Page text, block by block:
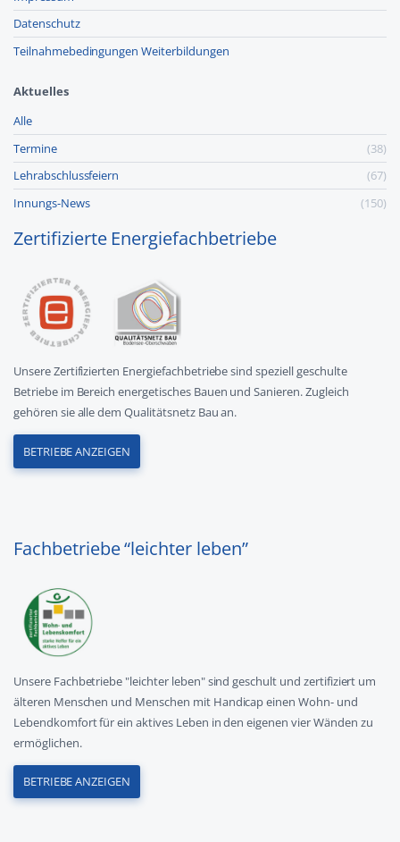
Datenschutz
Teilnahmebedingungen Weiterbildungen
Aktuelles
Alle
Termine
(38)
Lehr­abschluss­feiern
(67)
Innungs-News
(150)
Zertifizierte Energiefachbetriebe
Unsere Zertifizierten Energiefachbetriebe sind speziell geschulte
Betriebe im Bereich energetisches Bauen und Sanieren. Zugleich
gehören sie alle dem Qualitätsnetz Bau an.
BETRIEBE ANZEIGEN
Fachbetriebe “leichter leben”
Unsere Fachbetriebe "leichter leben" sind geschult und zertifiziert um
älteren Menschen und Menschen mit Handicap einen Wohn- und
Lebendkomfort für ein aktives Leben in den eigenen vier Wänden zu
ermöglichen.
BETRIEBE ANZEIGEN